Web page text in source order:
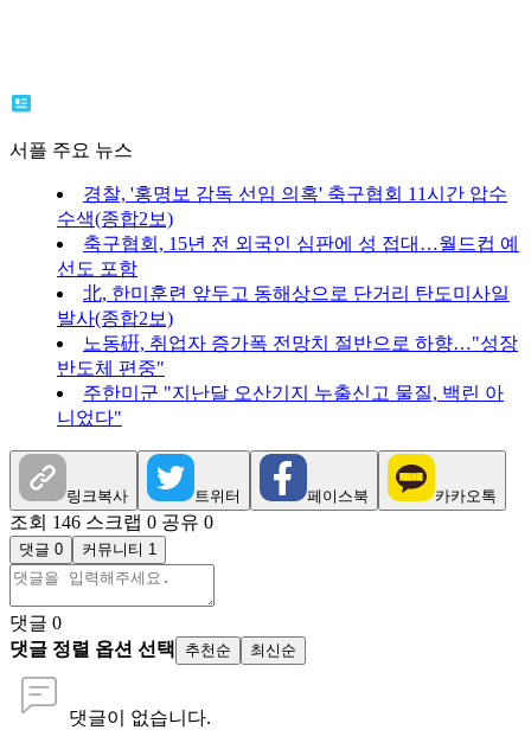
서플 주요 뉴스
경찰, '홍명보 감독 선임 의혹' 축구협회 11시간 압수
수색(종합2보)
축구협회, 15년 전 외국인 심판에 성 접대…월드컵 예
선도 포함
北, 한미훈련 앞두고 동해상으로 단거리 탄도미사일
발사(종합2보)
노동硏, 취업자 증가폭 전망치 절반으로 하향…"성장
반도체 편중"
주한미군 "지난달 오산기지 누출신고 물질, 백린 아
니었다"
링크복사 트위터 페이스북 카카오톡
조회 146 스크랩 0 공유 0
댓글 0 커뮤니티 1
댓글 0
댓글 정렬 옵션 선택
추천순 최신순
댓글이 없습니다.